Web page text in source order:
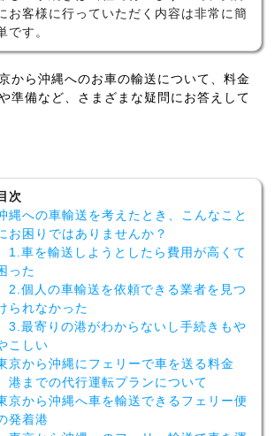
お客様に行っていただく内容は非常に簡
です。
から沖縄へのお車の輸送について、料金
準備など、さまざまな疑問にお答えして
次
縄への車輸送を考えたとき、こんなこと
お困りではありませんか？
1.車を輸送しようとしたら費用が高くて
った
2.個人の車輸送を依頼できる業者を見つ
られなかった
3.最寄りの港がわからないし手続きもや
こしい
京から沖縄にフェリーで車を送る料金
港までの代行運転プランについて
京から沖縄へ車を輸送できるフェリー便
発着港